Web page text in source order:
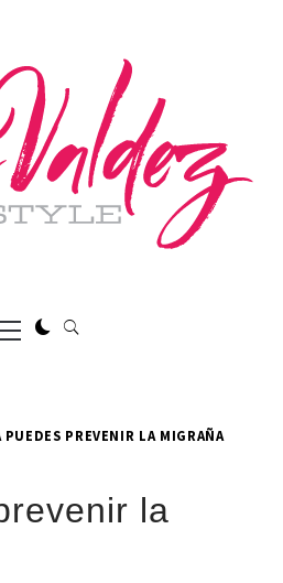
Menú
principal
PUEDES PREVENIR LA MIGRAÑA
la